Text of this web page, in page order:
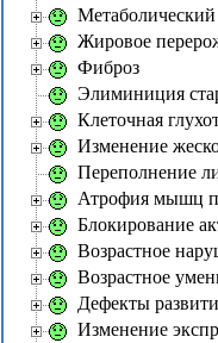
Жировое
Фиброз
Элиминиция
Клеточная
Изменение
Переполнение
Атрофия мышц
Блокирование
Возрастное
Возрастное
Дефекты
Изменение